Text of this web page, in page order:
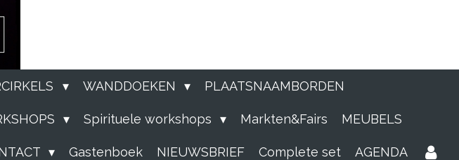
WANDDOEKEN PLAATSNAAMBORDEN
Spirituele workshops Markten&Fairs MEUBELS
Gastenboek NIEUWSBRIEF Complete set AGENDA